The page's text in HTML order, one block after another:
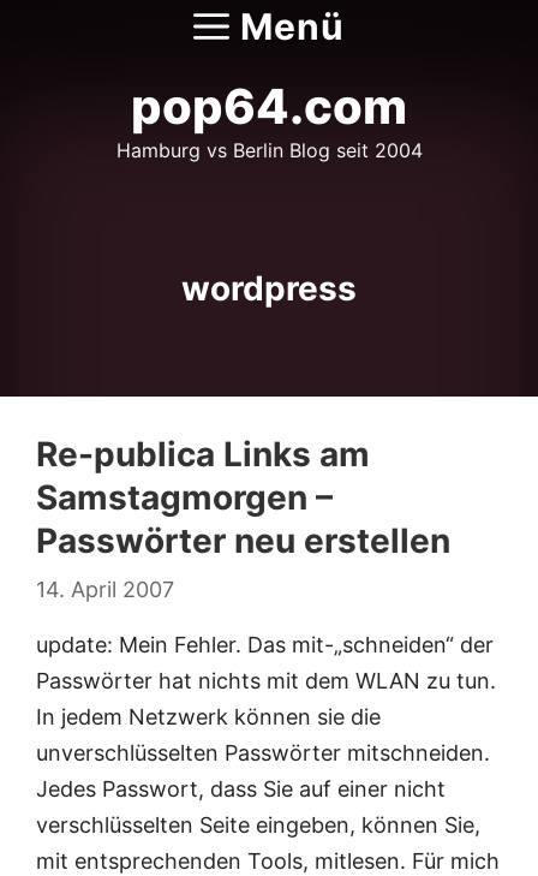
Menü
pop64.com
Hamburg vs Berlin Blog seit 2004
wordpress
Re-publica Links am
Samstagmorgen –
Passwörter neu erstellen
14. April 2007
update: Mein Fehler. Das mit-„schneiden“ der
Passwörter hat nichts mit dem WLAN zu tun.
In jedem Netzwerk können sie die
unverschlüsselten Passwörter mitschneiden.
Jedes Passwort, dass Sie auf einer nicht
verschlüsselten Seite eingeben, können Sie,
mit entsprechenden Tools, mitlesen. Für mich